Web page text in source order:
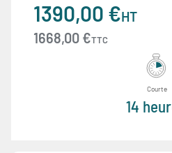
1390,00 €HT
1668,00 €TTC
Courte
14